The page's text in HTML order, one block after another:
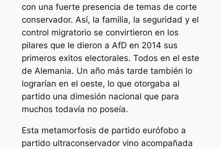
con una fuerte presencia de temas de corte
conservador. Así, la familia, la seguridad y el
control migratorio se convirtieron en los
pilares que le dieron a AfD en 2014 sus
primeros exitos electorales. Todos en el este
de Alemania. Un año más tarde también lo
lograrían en el oeste, lo que otorgaba al
partido una dimesión nacional que para
muchos todavía no poseía.
Esta metamorfosis de partido eurófobo a
partido ultraconservador vino acompañada